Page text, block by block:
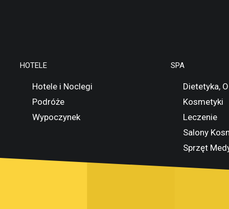
HOTELE
Hotele i Noclegi
Podróże
Wypoczynek
SPA
Dietetyka,
Kosmetyki
Leczenie
Salony
Sprzęt